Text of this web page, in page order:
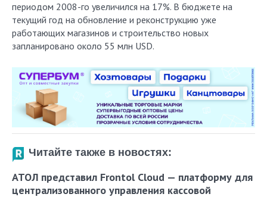
периодом 2008-го увеличился на 17%. В бюджете на
текущий год на обновление и реконструкцию уже
работающих магазинов и строительство новых
запланировано около 55 млн USD.
Читайте также в новостях:
АТОЛ представил Frontol Cloud — платформу для
централизованного управления кассовой